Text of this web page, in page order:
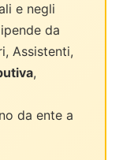
e negli
da
Assistenti,
,
da ente a